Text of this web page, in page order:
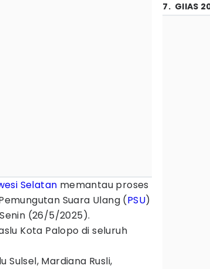
Selatan memantau proses
Suara Ulang (PSU)
(26/5/2025).
Kota Palopo di seluruh
Sulsel, Mardiana Rusli,
7. GIIAS